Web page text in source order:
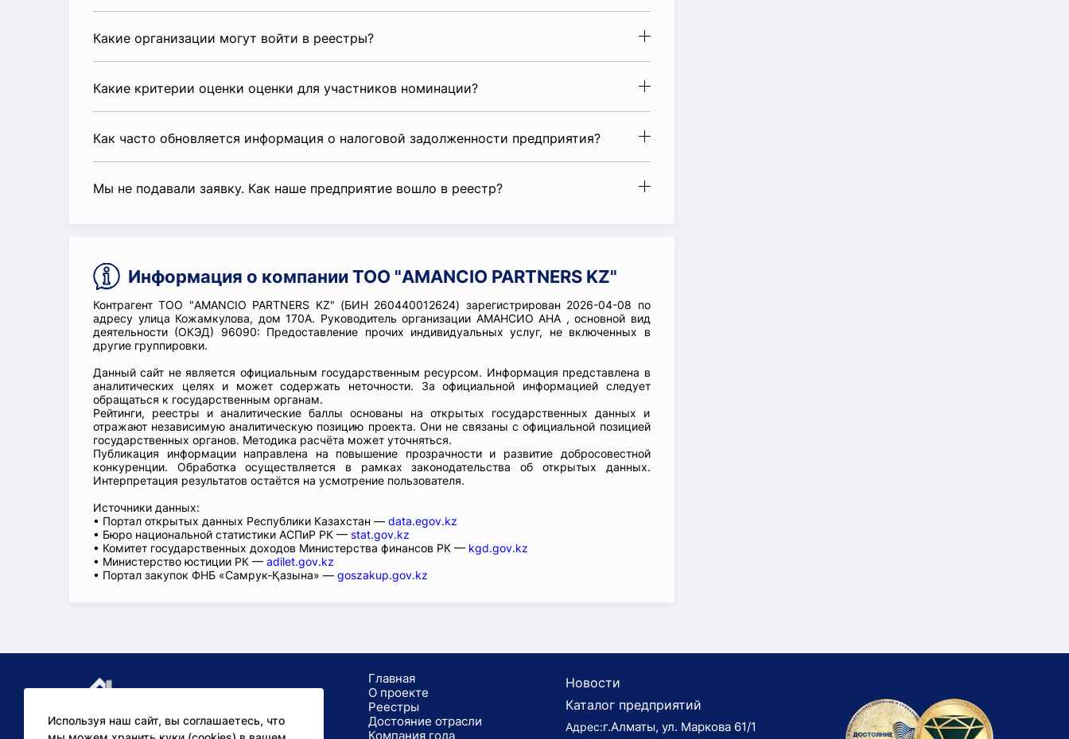
Какие организации могут войти в реестры?
Какие критерии оценки оценки для участников номинации?
Как часто обновляется информация о налоговой задолженности предприятия?
Мы не подавали заявку. Как наше предприятие вошло в реестр?
Информация о компании ТОО "AMANCIO PARTNERS KZ"
Контрагент ТОО "AMANCIO PARTNERS KZ" (БИН 260440012624) зарегистрирован 2026-04-08 по
адресу улица Кожамкулова, дом 170А. Руководитель организации АМАНСИО АНА , основной вид
деятельности (ОКЭД) 96090: Предоставление прочих индивидуальных услуг, не включенных в
другие группировки.
Данный сайт не является официальным государственным ресурсом. Информация представлена в
аналитических целях и может содержать неточности. За официальной информацией следует
обращаться к государственным органам.
Рейтинги, реестры и аналитические баллы основаны на открытых государственных данных и
отражают независимую аналитическую позицию проекта. Они не связаны с официальной позицией
государственных органов. Методика расчёта может уточняться.
Публикация информации направлена на повышение прозрачности и развитие добросовестной
конкуренции. Обработка осуществляется в рамках законодательства об открытых данных.
Интерпретация результатов остаётся на усмотрение пользователя.
Источники данных:
• Портал открытых данных Республики Казахстан — data.egov.kz
• Бюро национальной статистики АСПиР РК — stat.gov.kz
• Комитет государственных доходов Министерства финансов РК — kgd.gov.kz
• Министерство юстиции РК — adilet.gov.kz
• Портал закупок ФНБ «Самрук-Қазына» — goszakup.gov.kz
Используя наш сайт, вы соглашаетесь, что
Главная
О проекте
Реестры
Достояние отрасли
Компания года
Новости
Каталог предприятий
Адрес:г.Алматы, ул. Маркова 61/1